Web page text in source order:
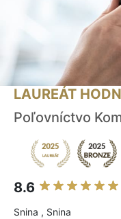
LAUREÁT
Poľovníctvo
8.6
Snina , Snina